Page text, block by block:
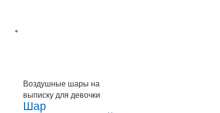
Воздушные шары на
выписку для девочки
Шар